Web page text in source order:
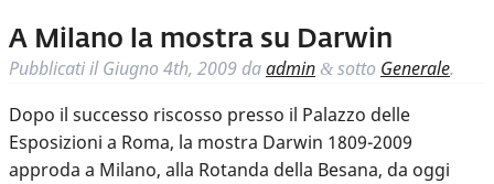
A Milano la mostra su Darwin
Pubblicati ilGiugno 4th, 2009 daadmin & sotto Generale.
Dopo il successo riscosso presso il Palazzo delle
Esposizioni a Roma, la mostra Darwin 1809-2009
approda a Milano, alla Rotanda della Besana, da oggi